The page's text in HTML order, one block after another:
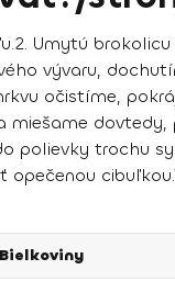
2. Umytú
vývaru,
očistíme,
dovtedy,
polievky trochu
opečenou cibuľkou.
Bielkoviny